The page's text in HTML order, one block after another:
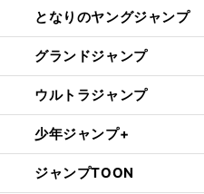
となりのヤングジャンプ
グランドジャンプ
ウルトラジャンプ
少年ジャンプ+
ジャンプTOON